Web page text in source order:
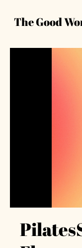
The Good